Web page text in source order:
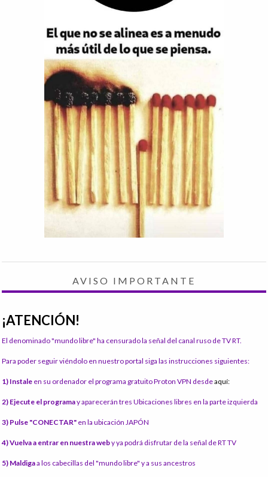
AVISO IMPORTANTE
¡ATENCIÓN!
El denominado "mundo libre" ha censurado la señal del canal ruso de TV RT.
Para poder seguir viéndolo en nuestro portal siga las instrucciones siguientes:
1) Instale en su ordenador el programa gratuito Proton VPN desdeaquí:
2) Ejecute el programay aparecerán tres Ubicaciones libres en la parte izquierda
3) Pulse "CONECTAR" en la ubicación JAPÓN
4) Vuelva a entrar en nuestra weby ya podrá disfrutar de la señal de RT TV
5) Maldigaa los cabecillas del "mundo libre" y a sus ancestros